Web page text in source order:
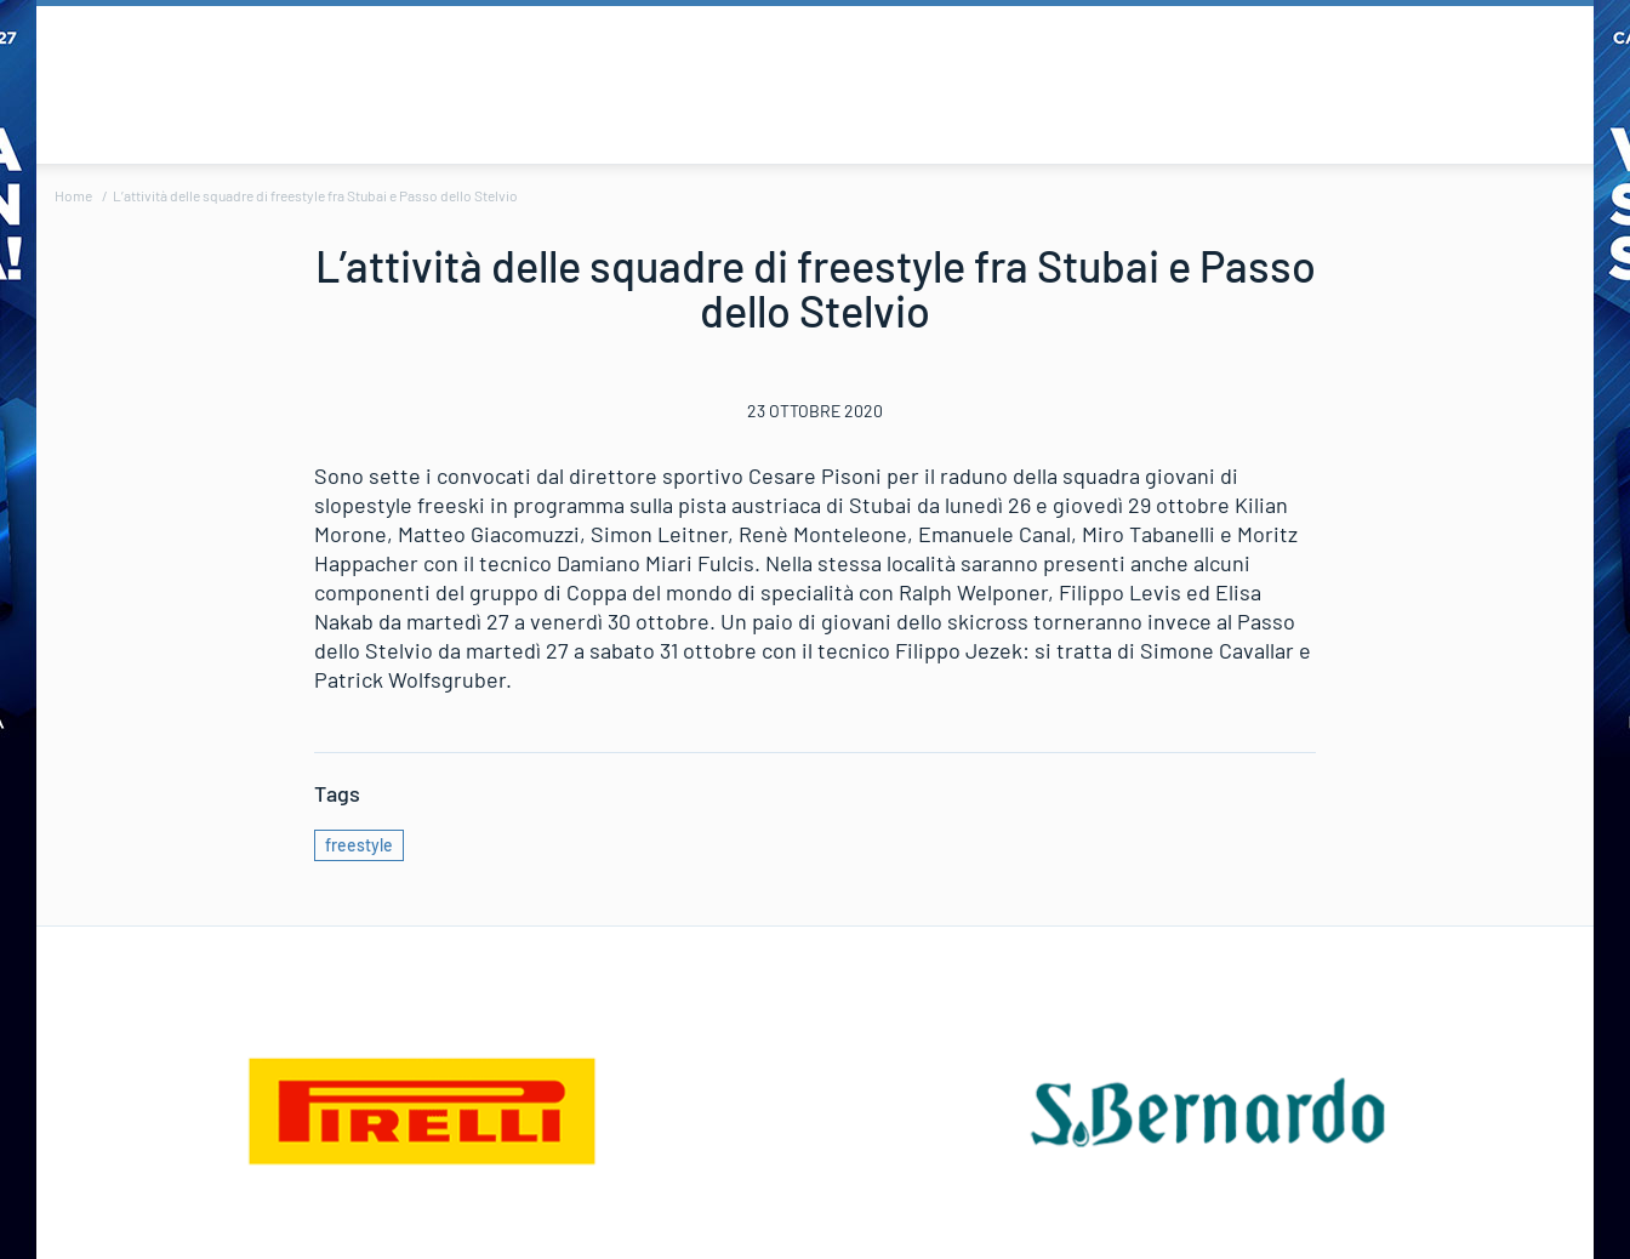
Home L’attività delle squadre di freestyle fra Stubai e Passo dello Stelvio
L’attività delle squadre di freestyle fra Stubai e Passo
dello Stelvio
23 OTTOBRE 2020
Sono sette i convocati dal direttore sportivo Cesare Pisoni per il raduno della squadra giovani di
slopestyle freeski in programma sulla pista austriaca di Stubai da lunedì 26 e giovedì 29 ottobre Kilian
Morone, Matteo Giacomuzzi, Simon Leitner, Renè Monteleone, Emanuele Canal, Miro Tabanelli e Moritz
Happacher con il tecnico Damiano Miari Fulcis. Nella stessa località saranno presenti anche alcuni
componenti del gruppo di Coppa del mondo di specialità con Ralph Welponer, Filippo Levis ed Elisa
Nakab da martedì 27 a venerdì 30 ottobre. Un paio di giovani dello skicross torneranno invece al Passo
dello Stelvio da martedì 27 a sabato 31 ottobre con il tecnico Filippo Jezek: si tratta di Simone Cavallar e
Patrick Wolfsgruber.
Tags
freestyle